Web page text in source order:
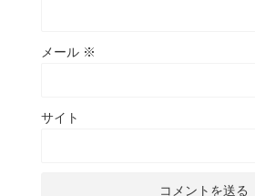
メール ※
サイト